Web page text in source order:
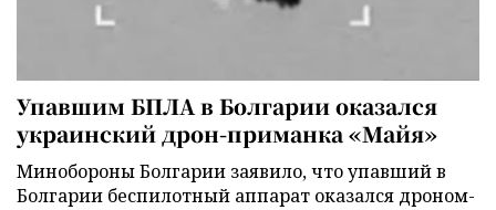
Упавшим БПЛА в Болгарии оказался
украинский дрон-приманка «Майя»
Минобороны Болгарии заявило, что упавший в
Болгарии беспилотный аппарат оказался дроном-